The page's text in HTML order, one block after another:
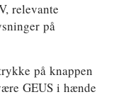
relevante
på
på knappen
GEUS i hænde